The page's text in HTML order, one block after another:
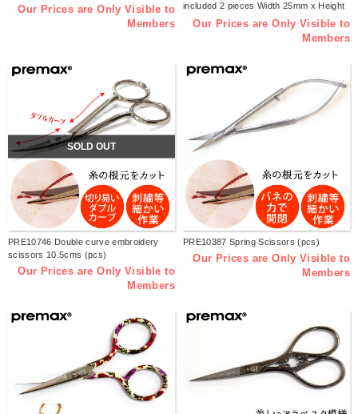
Our Prices are Only Visible to
Members
included 2 pieces Width 25mm x Height
36mm Width 30mm x Height 37mm
Stickers Double-use iron type (pieces)
Our Prices are Only Visible to
Members
SOLD OUT
PRE10746 Double curve embroidery
scissors 10.5cms (pcs)
Our Prices are Only Visible to
Members
PRE10387 Spring Scissors (pcs)
Our Prices are Only Visible to
Members